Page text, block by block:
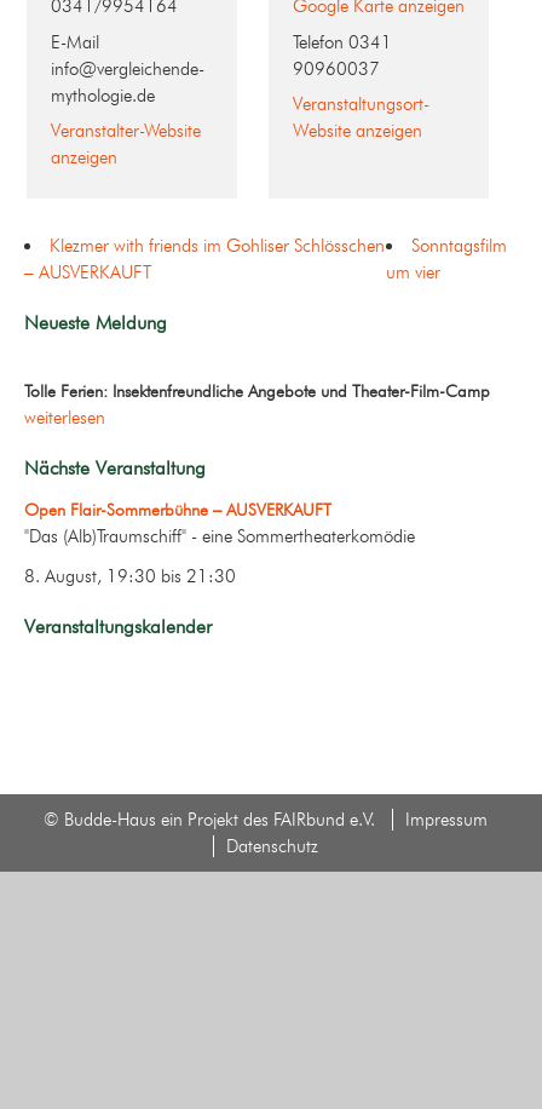
Google Karte anzeigen
Telefon 0341
90960037
Veranstaltungsort-
Website anzeigen
0341/9954164
E-Mail
info@vergleichende-
mythologie.de
Veranstalter-Website
anzeigen
Klezmer with friends im Gohliser Schlösschen
– AUSVERKAUFT
Sonntagsfilm
um vier
Neueste Meldung
Tolle Ferien: Insektenfreundliche Angebote und Theater-Film-Camp
weiterlesen
Nächste Veranstaltung
Open Flair-Sommerbühne – AUSVERKAUFT
"Das (Alb)Traumschiff" - eine Sommertheaterkomödie
8. August, 19:30 bis 21:30
Veranstaltungskalender
© Budde-Haus ein Projekt des FAIRbund e.V.
Impressum
Datenschutz